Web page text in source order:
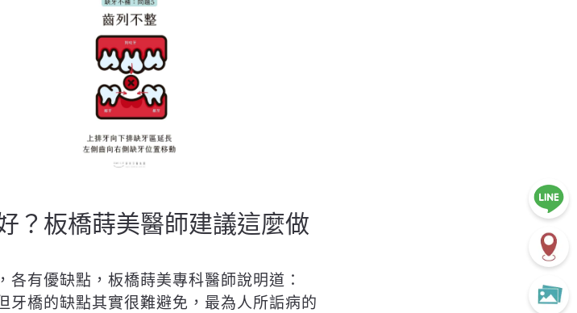
？板橋蒔美醫師建議這麼做
各有優缺點，板橋蒔美專科醫師說明道：
牙橋的缺點其實很難避免，最為人所詬病的